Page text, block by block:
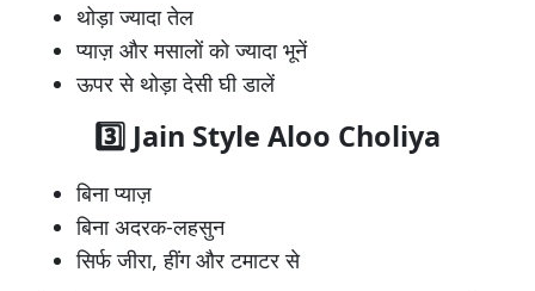
थोड़ा ज्यादा तेल
प्याज़ और मसालों को ज्यादा भूनें
ऊपर से थोड़ा देसी घी डालें
3️⃣ Jain Style Aloo Choliya
बिना प्याज़
बिना अदरक-लहसुन
सिर्फ जीरा, हींग और टमाटर से